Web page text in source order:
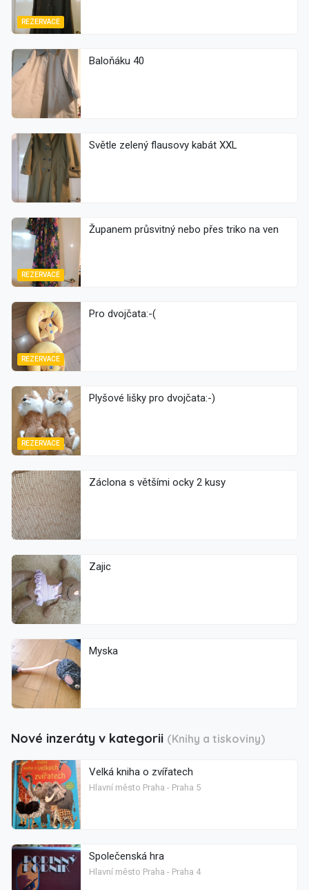
REZERVACE
Baloňáku 40
Světle zelený flausovy kabát XXL
REZERVACE
Županem průsvitný nebo přes triko na ven
REZERVACE
Pro dvojčata:-(
REZERVACE
Plyšové lišky pro dvojčata:-)
Záclona s většími ocky 2 kusy
Zajic
Myska
Nové inzeráty v kategorii (Knihy a tiskoviny)
Velká kniha o zvířatech
Hlavní město Praha - Praha 5
Společenská hra
Hlavní město Praha - Praha 4